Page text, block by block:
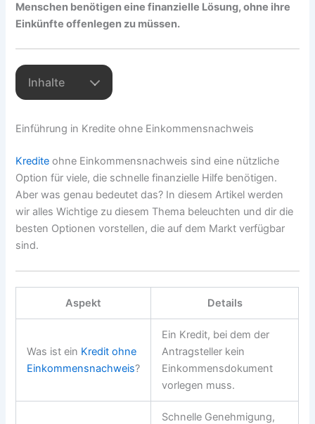
Menschen benötigen eine finanzielle Lösung, ohne ihre
Einkünfte offenlegen zu müssen.
Inhalte
Einführung in Kredite ohne Einkommensnachweis
Kredite ohne Einkommensnachweis sind eine nützliche
Option für viele, die schnelle finanzielle Hilfe benötigen.
Aber was genau bedeutet das? In diesem Artikel werden
wir alles Wichtige zu diesem Thema beleuchten und dir die
besten Optionen vorstellen, die auf dem Markt verfügbar
sind.
Aspekt Details
Was ist ein Kredit ohne
Einkommensnachweis?
Ein Kredit, bei dem der
Antragsteller kein
Einkommensdokument
vorlegen muss.
Schnelle Genehmigung,